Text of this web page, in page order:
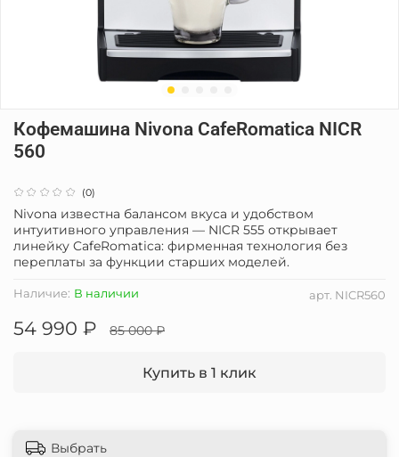
(0)
арт. NICR560
Наличие: В наличии
Кофемашина Nivona CafeRomatica NICR
560
54 990 ₽ 85 000 ₽
Купить в 1 клик
Nivona известна балансом вкуса и удобством
интуитивного управления — NICR 555 открывает
линейку CafeRomatica: фирменная технология без
переплаты за функции старших моделей.
Выбрать